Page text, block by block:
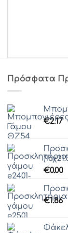
Γραμματοσειρά
Γραμματοσειρά
Γραμματοσειρά
Πρόσφατα
€2.17
€0.00
€1.86